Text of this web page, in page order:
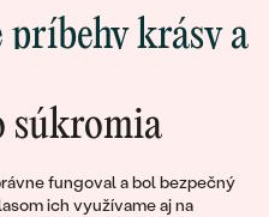
súkromia
fungoval a bol bezpečný
ich využívame aj na
krásy a